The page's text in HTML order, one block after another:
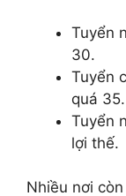
Tuyển
30.
Tuyển
quá 35.
Tuyển
lợi thế.
Nhiều nơi